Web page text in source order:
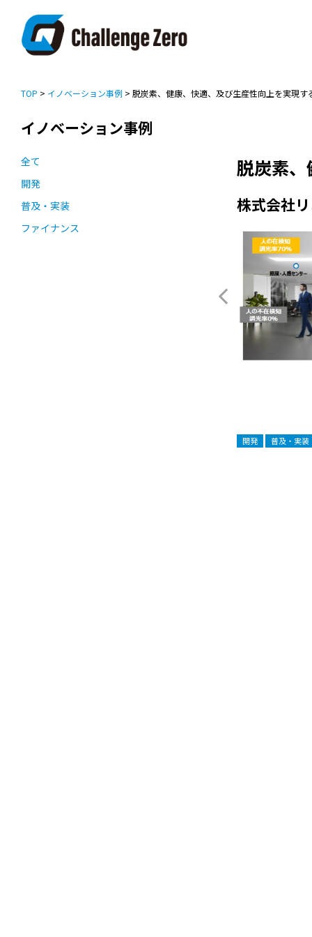
TOP > イノベーション事例 > 脱炭素、健康、快適、及び生産性向上を実現す
イノベーション事例
全て
開発
普及・実装
ファイナンス
脱炭素
株式会社
開発 普及・実装